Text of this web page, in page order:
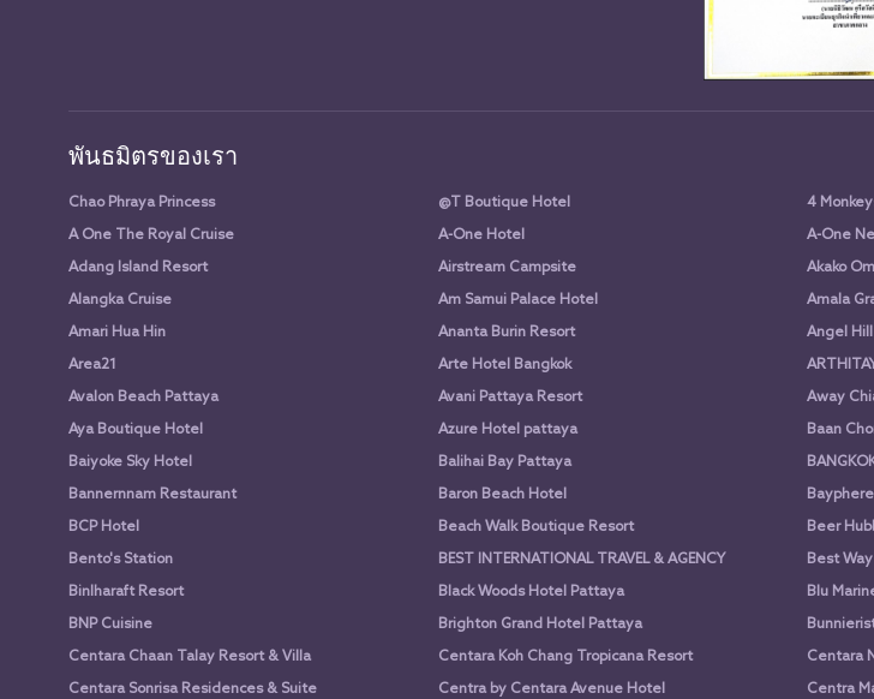
พันธมิตรของเรา
Chao Phraya Princess @T Boutique Hotel 4
A One The Royal Cruise
A-One Hotel A-One
Adang Island Resort
Airstream Campsite Akako
Alangka Cruise
Am Samui Palace Hotel Amala
Amari Hua Hin
Ananta Burin Resort Angel
Area21
Arte Hotel Bangkok
Avalon Beach Pattaya
Avani Pattaya Resort Away
Aya Boutique Hotel
Azure Hotel pattaya Baan
Baiyoke Sky Hotel
Balihai Bay Pattaya
Bannernnam Restaurant
Baron Beach Hotel
BCP Hotel
Beach Walk Boutique Resort Beer
Bento's Station
BEST INTERNATIONAL TRAVEL & AGENCY Best
Binlharaft Resort
Black Woods Hotel Pattaya Blu
BNP Cuisine
Brighton Grand Hotel Pattaya
Centara Chaan Talay Resort & Villa
Centara Koh Chang Tropicana Resort Centara
Centara Sonrisa Residences & Suite
Centra by Centara Avenue Hotel Centra